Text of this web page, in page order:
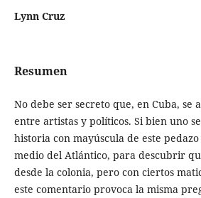
Lynn Cruz
Resumen
No debe ser secreto que, en Cuba, se
entre artistas y políticos. Si bien uno
historia con mayúscula de este
medio del Atlántico, para descubrir
desde la colonia, pero con ciertos
este comentario provoca la misma